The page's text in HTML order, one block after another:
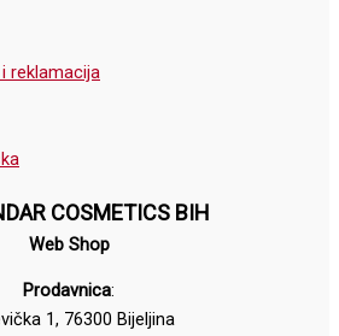
reklamacija
COSMETICS BIH
Web Shop
Prodavnica:
1, 76300 Bijeljina